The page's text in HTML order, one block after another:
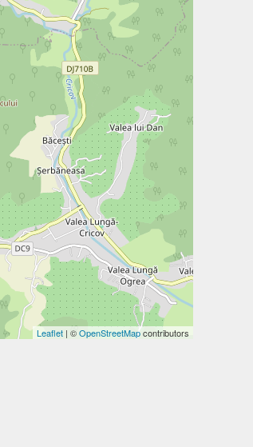
Leaflet| ©OpenStreetMapcontributors